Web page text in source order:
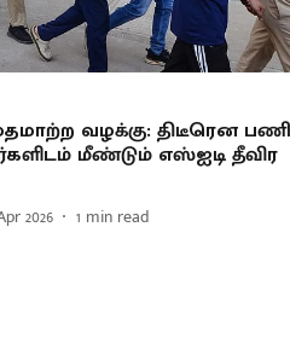
வழக்கு: திடீரென பணி
மீண்டும் எஸ்ஐடி தீவிர
2026 1 min read